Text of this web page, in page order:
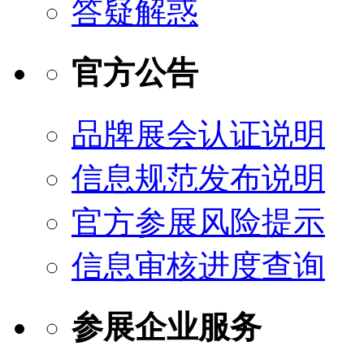
答疑解惑
官方公告
品牌展会认证说明
信息规范发布说明
官方参展风险提示
信息审核进度查询
参展企业服务